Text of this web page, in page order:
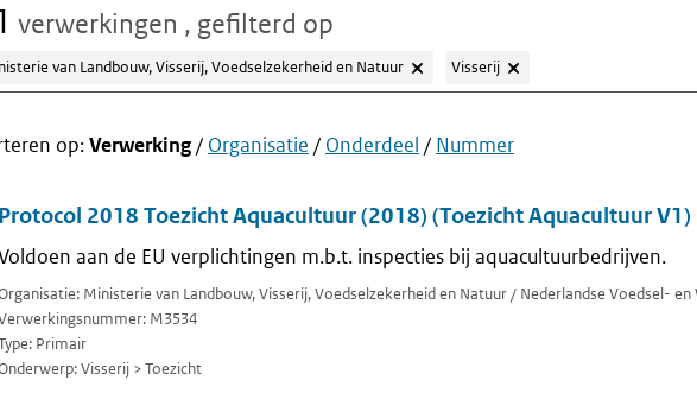
verwerkingen , gefilterd op
van Landbouw, Visserij, Voedselzekerheid en Natuur Visserij
op:Verwerking/ Organisatie / Onderdeel / Nummer
Protocol 2018 Toezicht Aquacultuur (2018) (Toezicht Aquacultuur V1)
aan de EU verplichtingen m.b.t. inspecties bij aquacultuurbedrijven.
Ministerie van Landbouw, Visserij, Voedselzekerheid en Natuur / Nederlandse Voedsel-
M3534
Primair
Visserij > Toezicht